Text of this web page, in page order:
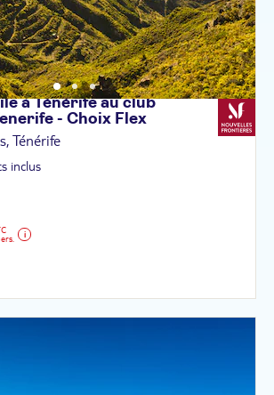
à Ténérife au club
- Choix Flex
Ténérife
inclus